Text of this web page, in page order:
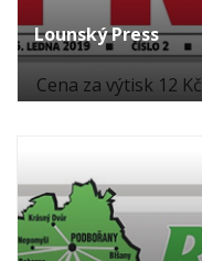
Lounský Press
Cena za výtisk 12 Kč